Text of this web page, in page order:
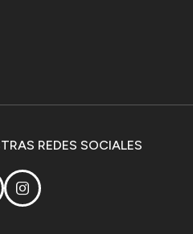
REDES SOCIALES
